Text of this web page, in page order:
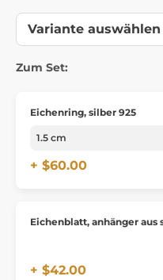
Zum Set:
Eichenring, silber 925
+ $60.00
Eichenblatt, anhänger aus
+ $42.00